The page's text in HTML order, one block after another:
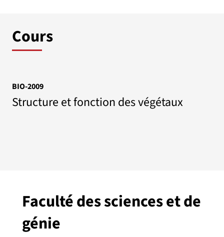
Cours
BIO-2009
Structure et fonction des végétaux
Faculté des sciences et de
génie